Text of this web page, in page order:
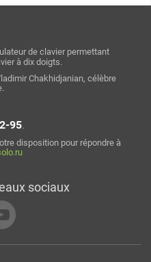
de clavier permettant
à dix doigts.
Chakhidjanian, célèbre
95.
disposition pour répondre à
sociaux